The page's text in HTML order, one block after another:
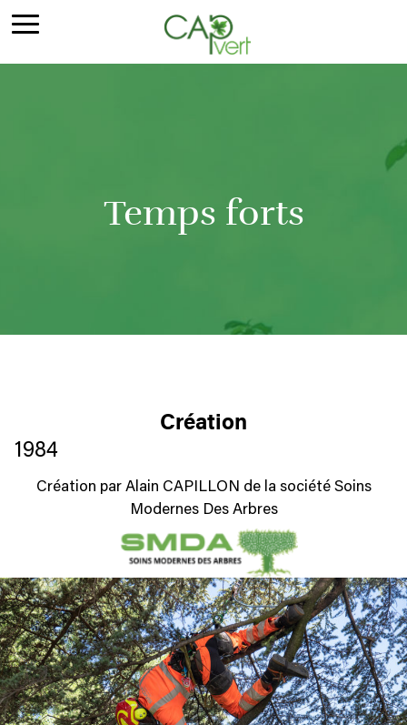
Temps forts
Création
1984
Création par Alain CAPILLON de la société Soins
Modernes Des Arbres